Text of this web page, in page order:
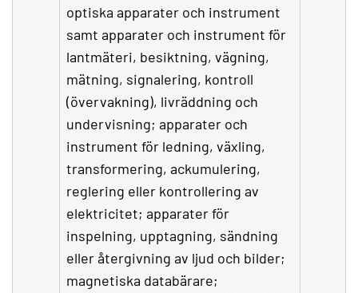
optiska apparater och instrument
samt apparater och instrument för
lantmäteri, besiktning, vägning,
mätning, signalering, kontroll
(övervakning), livräddning och
undervisning; apparater och
instrument för ledning, växling,
transformering, ackumulering,
reglering eller kontrollering av
elektricitet; apparater för
inspelning, upptagning, sändning
eller återgivning av ljud och bilder;
magnetiska databärare;